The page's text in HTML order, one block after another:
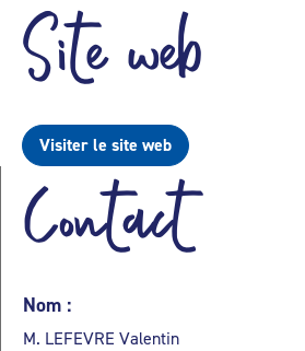
Site web
Visiter le site web
Contact
Nom :
M. LEFEVRE Valentin